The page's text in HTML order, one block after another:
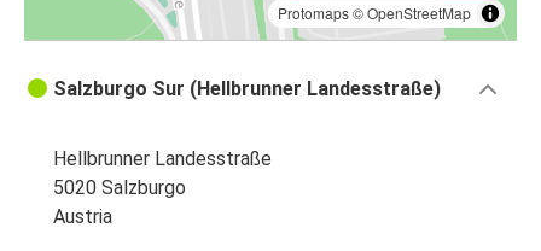
Protomaps©OpenStreetMap
Salzburgo Sur (Hellbrunner Landesstraße)
Hellbrunner Landesstraße
5020 Salzburgo
Austria